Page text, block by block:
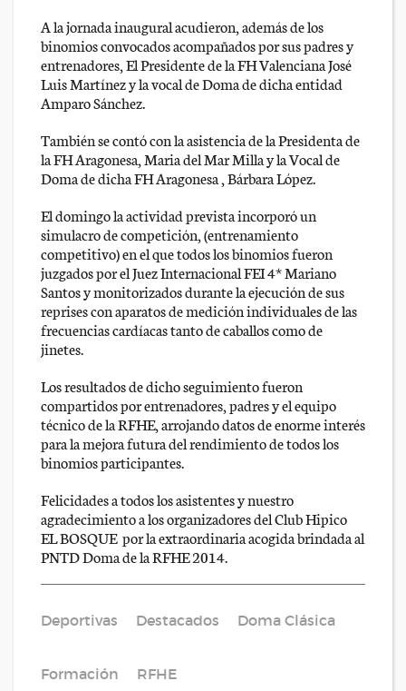
A la jornada inaugural acudieron, además de los
binomios convocados acompañados por sus padres y
entrenadores, El Presidente de la FH Valenciana José
Luis Martínez y la vocal de Doma de dicha entidad
Amparo Sánchez.
También se contó con la asistencia de la Presidenta de
la FH Aragonesa, Maria del Mar Milla y la Vocal de
Doma de dicha FH Aragonesa , Bárbara López.
El domingo la actividad prevista incorporó un
simulacro de competición, (entrenamiento
competitivo) en el que todos los binomios fueron
juzgados por el Juez Internacional FEI 4* Mariano
Santos y monitorizados durante la ejecución de sus
reprises con aparatos de medición individuales de las
frecuencias cardíacas tanto de caballos como de
jinetes.
Los resultados de dicho seguimiento fueron
compartidos por entrenadores, padres y el equipo
técnico de la RFHE, arrojando datos de enorme interés
para la mejora futura del rendimiento de todos los
binomios participantes.
Felicidades a todos los asistentes y nuestro
agradecimiento a los organizadores del Club Hipico
EL BOSQUE por la extraordinaria acogida brindada al
PNTD Doma de la RFHE 2014.
Deportivas Destacados Doma Clásica
Formación RFHE